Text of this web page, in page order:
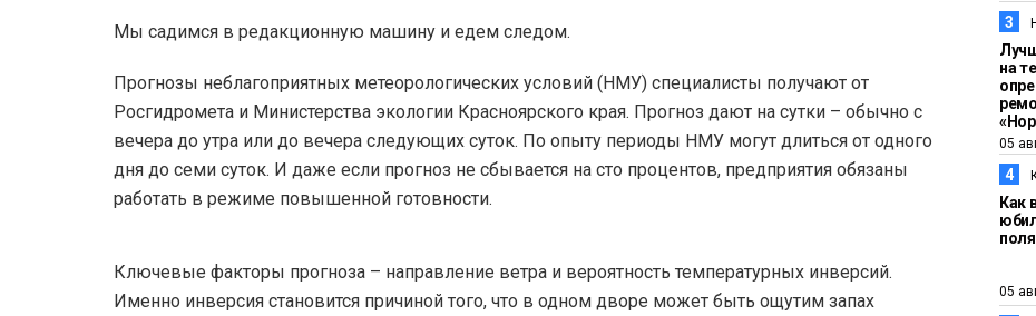
Мы садимся в редакционную машину и едем следом.
Прогнозы неблагоприятных метеорологических условий (НМУ) специалисты получают от
Росгидромета и Министерства экологии Красноярского края. Прогноз дают на сутки – обычно с
вечера до утра или до вечера следующих суток. По опыту периоды НМУ могут длиться от одного
дня до семи суток. И даже если прогноз не сбывается на сто процентов, предприятия обязаны
работать в режиме повышенной готовности.
Ключевые факторы прогноза – направление ветра и вероятность температурных инверсий.
Именно инверсия становится причиной того, что в одном дворе может быть ощутим запах
05
3
на
05
4
Как
05